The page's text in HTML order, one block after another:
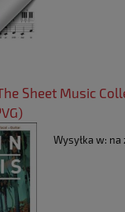
Sheet Music
Wysyłka w: na